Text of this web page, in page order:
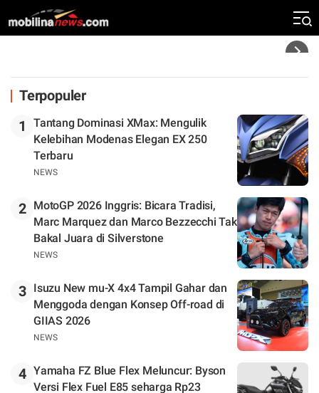
Kebangkitan Marco Bezzecchi
Terpopuler
1
Tantang Dominasi XMax: Mengulik
Kelebihan Modenas Elegan EX 250
Terbaru
NEWS
2
MotoGP 2026 Inggris: Bicara Tradisi,
Marc Marquez dan Marco Bezzecchi Tak
Bakal Juara di Silverstone
NEWS
3
Isuzu New mu-X 4x4 Tampil Gahar dan
Menggoda dengan Konsep Off-road di
GIIAS 2026
NEWS
4 Yamaha FZ Blue Flex Meluncur: Byson
Versi Flex Fuel E85 seharga Rp23